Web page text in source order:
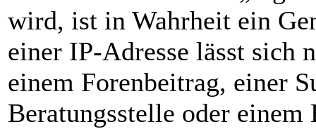
wird, ist in Wahrheit ein
einer IP-Adresse lässt sich
einem Forenbeitrag, einer
Beratungsstelle oder einem